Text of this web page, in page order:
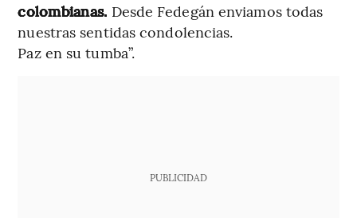
colombianas. Desde Fedegán enviamos todas
nuestras sentidas condolencias.
Paz en su tumba”.
PUBLICIDAD